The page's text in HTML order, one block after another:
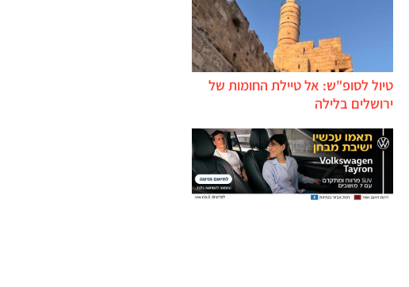
טיול לסופ"ש: אל טיילת החומות של
ירושלים בלילה